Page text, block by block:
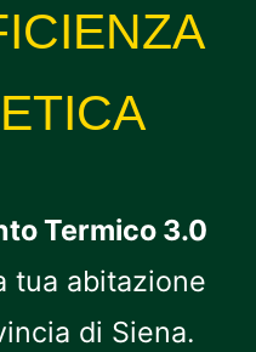
Termico 3.0
tua abitazione
di Siena.